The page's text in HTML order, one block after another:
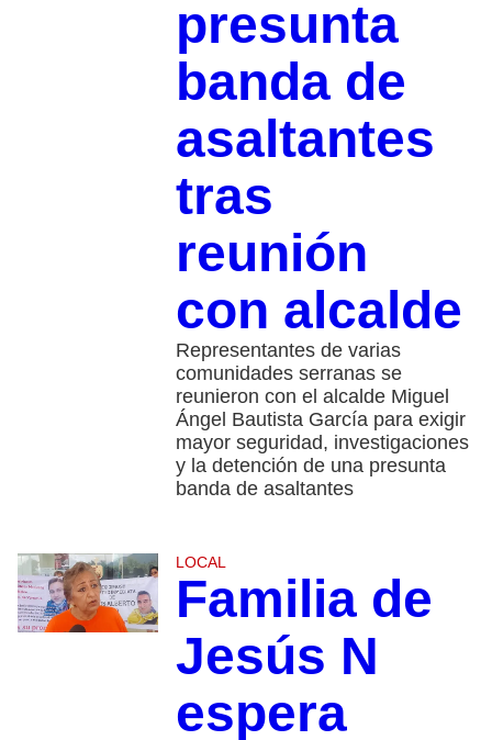
presunta
banda de
asaltantes
tras
reunión
con alcalde
Representantes de varias
comunidades serranas se
reunieron con el alcalde Miguel
Ángel Bautista García para exigir
mayor seguridad, investigaciones
y la detención de una presunta
banda de asaltantes
LOCAL
Familia de
Jesús N
espera